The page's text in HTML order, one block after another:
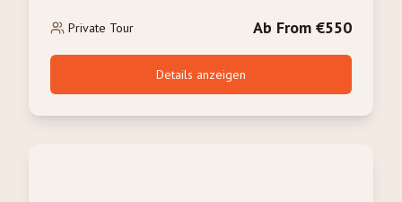
Private Tour Ab From €550
Details anzeigen